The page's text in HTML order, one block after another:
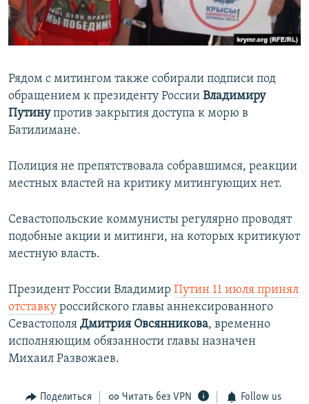
Рядом с митингом также собирали подписи под
обращением к президенту России Владимиру
Путинупротив закрытия доступа к морю в
Батилимане.
Полиция не препятствовала собравшимся, реакции
местных властей на критику митингующих нет.
Севастопольские коммунисты регулярно проводят
подобные акции и митинги, на которых критикуют
местную власть.
Президент России Владимир Путин 11 июля принял
отставку российского главы аннексированного
Севастополя Дмитрия Овсянникова, временно
исполняющим обязанности главы назначен
Михаил Развожаев.
Поделиться Читать без VPN Follow us